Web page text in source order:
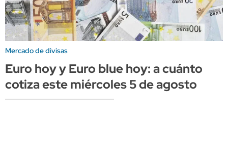
Mercado de divisas
Euro hoy y Euro blue hoy: a cuánto
cotiza este miércoles 5 de agosto